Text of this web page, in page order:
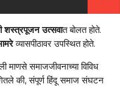
शस्त्रपूजन उत्सवात बोलत होते.
व्यासपीठावर उपस्थित होते.
माणसे समाजजीवनाच्या विविध
की,संपूर्ण हिंदू समाज संघटन